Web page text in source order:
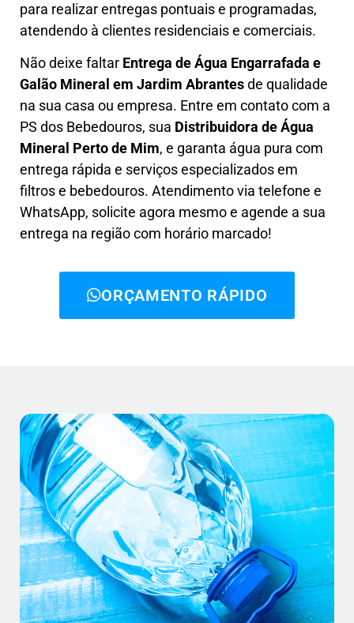
para realizar entregas pontuais e programadas,
atendendo à clientes residenciais e comerciais.
Não deixe faltar Entrega de Água Engarrafada e
Galão Mineral em Jardim Abrantesde qualidade
na sua casa ou empresa. Entre em contato com a
PS dos Bebedouros, sua Distribuidora de Água
Mineral Perto de Mim, e garanta água pura com
entrega rápida e serviços especializados em
filtros e bebedouros. Atendimento via telefone e
WhatsApp, solicite agora mesmo e agende a sua
entrega na região com horário marcado!
ORÇAMENTO RÁPIDO